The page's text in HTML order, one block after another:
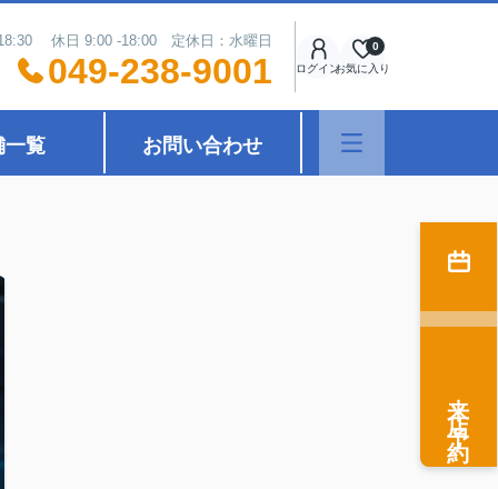
休日 9:00 -18:00 定休日：水曜日
049-238-9001 ログインお気に入り
0
一覧 お問い合わせ
来店予約